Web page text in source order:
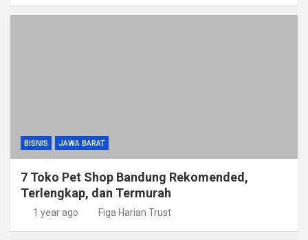
BISNIS JAWA BARAT
7 Toko Pet Shop Bandung Rekomended,
Terlengkap, dan Termurah
1 year ago Figa Harian Trust